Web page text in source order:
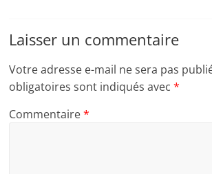
Laisser un commentaire
Votre adresse e-mail ne sera pas
obligatoires sont indiqués avec*
Commentaire*